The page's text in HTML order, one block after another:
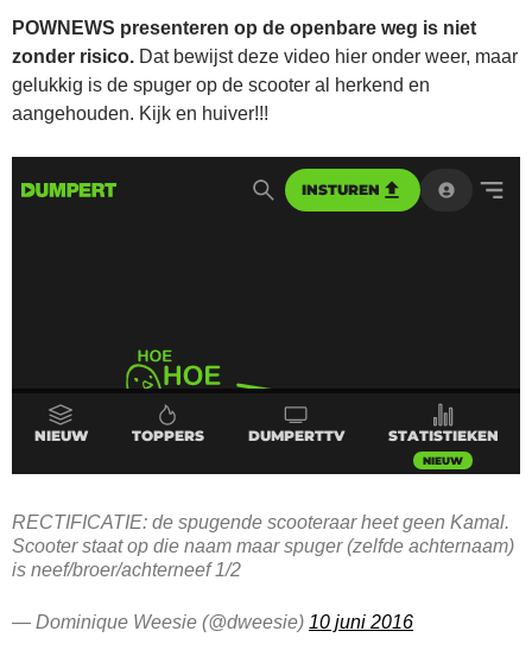
POWNEWS presenteren op de openbare weg is niet
zonder risico. Dat bewijst deze video hier onder weer, maar
gelukkig is de spuger op de scooter al herkend en
aangehouden. Kijk en huiver!!!
RECTIFICATIE: de spugende scooteraar heet geen Kamal.
Scooter staat op die naam maar spuger (zelfde achternaam)
is neef/broer/achterneef 1/2
— Dominique Weesie (@dweesie) 10 juni 2016